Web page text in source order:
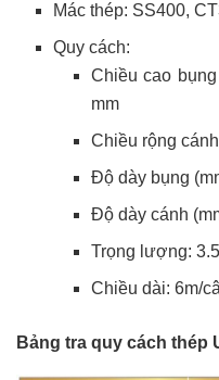
Mác thép: SS400,
Quy cách:
Chiều cao
mm
Chiều rộng
Độ dày bụng
Độ dày cánh
Trọng lượng:
Chiều dài: 6m/
Bảng tra quy cách thép